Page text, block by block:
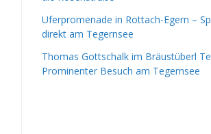
Uferpromenade in Rottach-Egern –
direkt am Tegernsee
Thomas Gottschalk im Bräustüberl
Prominenter Besuch am Tegernsee